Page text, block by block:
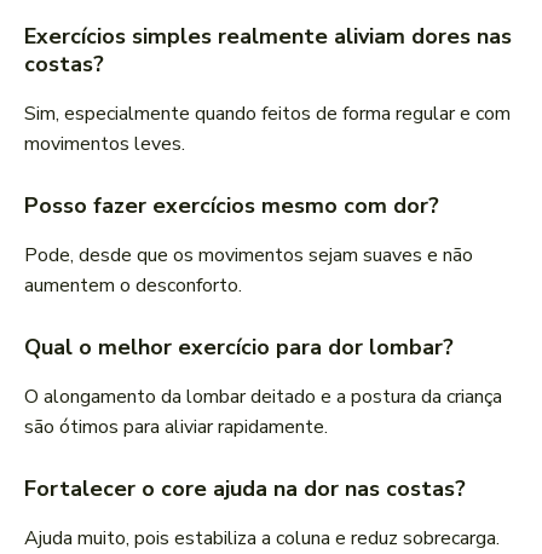
Exercícios simples realmente aliviam dores nas
costas?
Sim, especialmente quando feitos de forma regular e com
movimentos leves.
Posso fazer exercícios mesmo com dor?
Pode, desde que os movimentos sejam suaves e não
aumentem o desconforto.
Qual o melhor exercício para dor lombar?
O alongamento da lombar deitado e a postura da criança
são ótimos para aliviar rapidamente.
Fortalecer o core ajuda na dor nas costas?
Ajuda muito, pois estabiliza a coluna e reduz sobrecarga.